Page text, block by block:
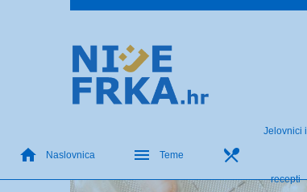
Naslovnica Teme
Jelovnici i
recepti